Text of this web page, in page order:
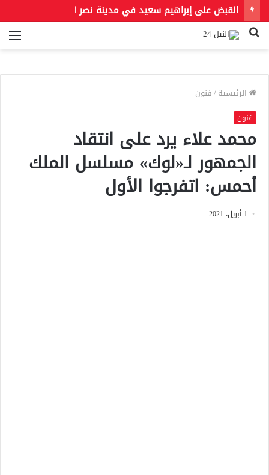
بحث
الرئيسية/فنون
فنون
محمد علاء يرد على انتقاد
الجمهور لـ«لوك» مسلسل الملك
أحمس: اتفرجوا الأول
1 أبريل، 2021